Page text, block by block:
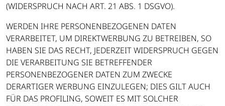
(WIDERSPRUCH NACH ART. 21 ABS. 1 DSGVO).
WERDEN IHRE PERSONENBEZOGENEN DATEN
VERARBEITET, UM DIREKTWERBUNG ZU BETREIBEN, SO
HABEN SIE DAS RECHT, JEDERZEIT WIDERSPRUCH GEGEN
DIE VERARBEITUNG SIE BETREFFENDER
PERSONENBEZOGENER DATEN ZUM ZWECKE
DERARTIGER WERBUNG EINZULEGEN; DIES GILT AUCH
FÜR DAS PROFILING, SOWEIT ES MIT SOLCHER